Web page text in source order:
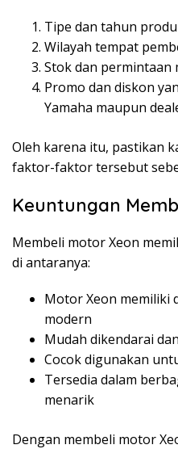
Tipe dan tahun
Wilayah tempat
Stok dan permintaan
Promo dan diskon
Yamaha maupun
Oleh karena itu, pastikan
faktor-faktor tersebut
Keuntungan
Membeli motor Xeon
di antaranya:
Motor Xeon memiliki
modern
Mudah dikendarai
Cocok digunakan
Tersedia dalam
menarik
Dengan membeli motor